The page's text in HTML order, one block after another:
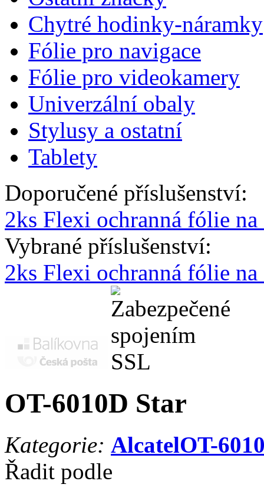
Chytré hodinky-náramky
Fólie pro navigace
Fólie pro videokamery
Univerzální obaly
Stylusy a ostatní
Tablety
Doporučené příslušenství:
2ks Flexi ochranná fólie
Vybrané příslušenství:
2ks Flexi ochranná fólie
OT-6010D Star
Kategorie: AlcatelOT-
Řadit podle